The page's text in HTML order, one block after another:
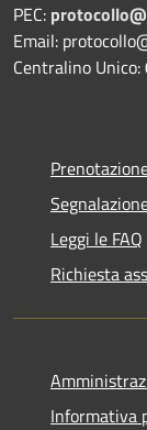
PEC:
Email:
Centralino
Leggi le FAQ
Richiesta
Informativa